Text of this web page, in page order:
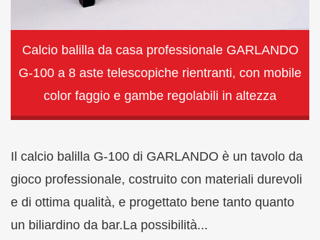
Calcio balilla da casa professionale GARLANDO
G-100 a 8 aste telescopiche rientranti, con mobile
color faggio e gambe regolabili in altezza
Il calcio balilla G-100 di GARLANDO è un tavolo da
gioco professionale, costruito con materiali durevoli
e di ottima qualità, e progettato bene tanto quanto
un biliardino da bar.La possibilità...